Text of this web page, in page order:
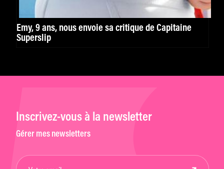
Emy, 9 ans, nous envoie sa critique de Capitaine
Superslip
Inscrivez-vous à la newsletter
Gérer mes newsletters